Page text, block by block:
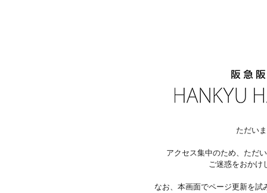
ただい
アクセス集中のため、ただ
ご迷惑をおかけ
なお、本画面でページ更新を